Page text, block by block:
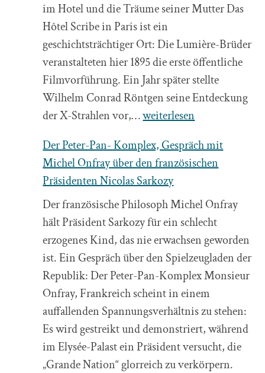
im Hotel und die Träume seiner Mutter Das
Hôtel Scribe in Paris ist ein
geschichtsträchtiger Ort: Die Lumière-Brüder
veranstalteten hier 1895 die erste öffentliche
Filmvorführung. Ein Jahr später stellte
Wilhelm Conrad Röntgen seine Entdeckung
der X-Strahlen vor,…J
Josephine
weiterlesen
Der Peter-Pan- Komplex, Gespräch mit
Michel Onfray über den französischen
Präsidenten Nicolas Sarkozy
Der französische Philosoph Michel Onfray
hält Präsident Sarkozy für ein schlecht
erzogenes Kind, das nie erwachsen geworden
ist. Ein Gespräch über den Spielzeugladen der
Republik: Der Peter-Pan-Komplex Monsieur
Onfray, Frankreich scheint in einem
auffallenden Spannungsverhältnis zu stehen:
Es wird gestreikt und demonstriert, während
im Elysée-Palast ein Präsident versucht, die
„Grande Nation“ glorreich zu verkörpern.